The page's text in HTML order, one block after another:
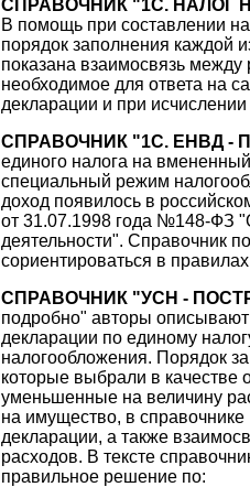
СПРАВОЧНИК "1С. НАЛОГ
В помощь при составлении
порядок заполнения каждой
показана взаимосвязь между
необходимое для ответа на
декларации и при
СПРАВОЧНИК "1С. ЕНВД -
единого налога на
специальный режим
доход появилось в
от 31.07.1998 года №148-ФЗ
деятельности". Справочник
сориентироваться в
СПРАВОЧНИК "УСН -
подробно" авторы описывают
декларации по единому
налогообложения. Порядок
которые выбрали в качестве
уменьшенные на величину
на имущество, в
декларации, а также
расходов. В тексте
правильное решение по: